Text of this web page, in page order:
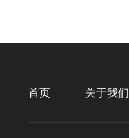
首页 关于我们